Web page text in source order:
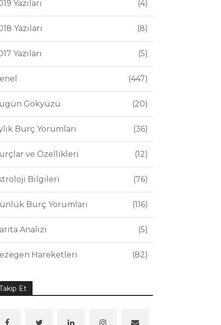
Yazıları 4
Yazıları 8
Yazıları 5
447
Gökyüzü 20
Burç Yorumları 36
ve Özellikleri 12
Bilgileri 76
Burç Yorumları 116
Analizi 5
Hareketleri 82
Et